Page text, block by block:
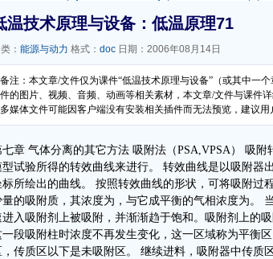
温技术原理与设备：低温原理71
： 能源与动力 格式： doc 日期：2006年08月14日
备注：本文章/文件仅为课件“低温技术原理与设备”（或其中一
件的图片、视频、音频、动画等相关素材，本文章/文件与课件
多媒体文件可能因客户端没有安装相关插件而无法预览，建议用
七章 气体分离的其它方法 吸附法（PSA,VPSA） 吸
型试验所得的转效曲线来进行。 转效曲线是以吸附器
标所绘出的曲线。 按照转效曲线的形状，可将吸附过
量的吸附质，其浓度为，与它成平衡的气相浓度为。
进入吸附剂上被吸附，并渐渐趋于饱和。吸附剂上的吸
一段吸附柱时浓度不再发生变化，这一区域称为平衡
，传质区以下是未吸附区。 继续进料，吸附器中传质